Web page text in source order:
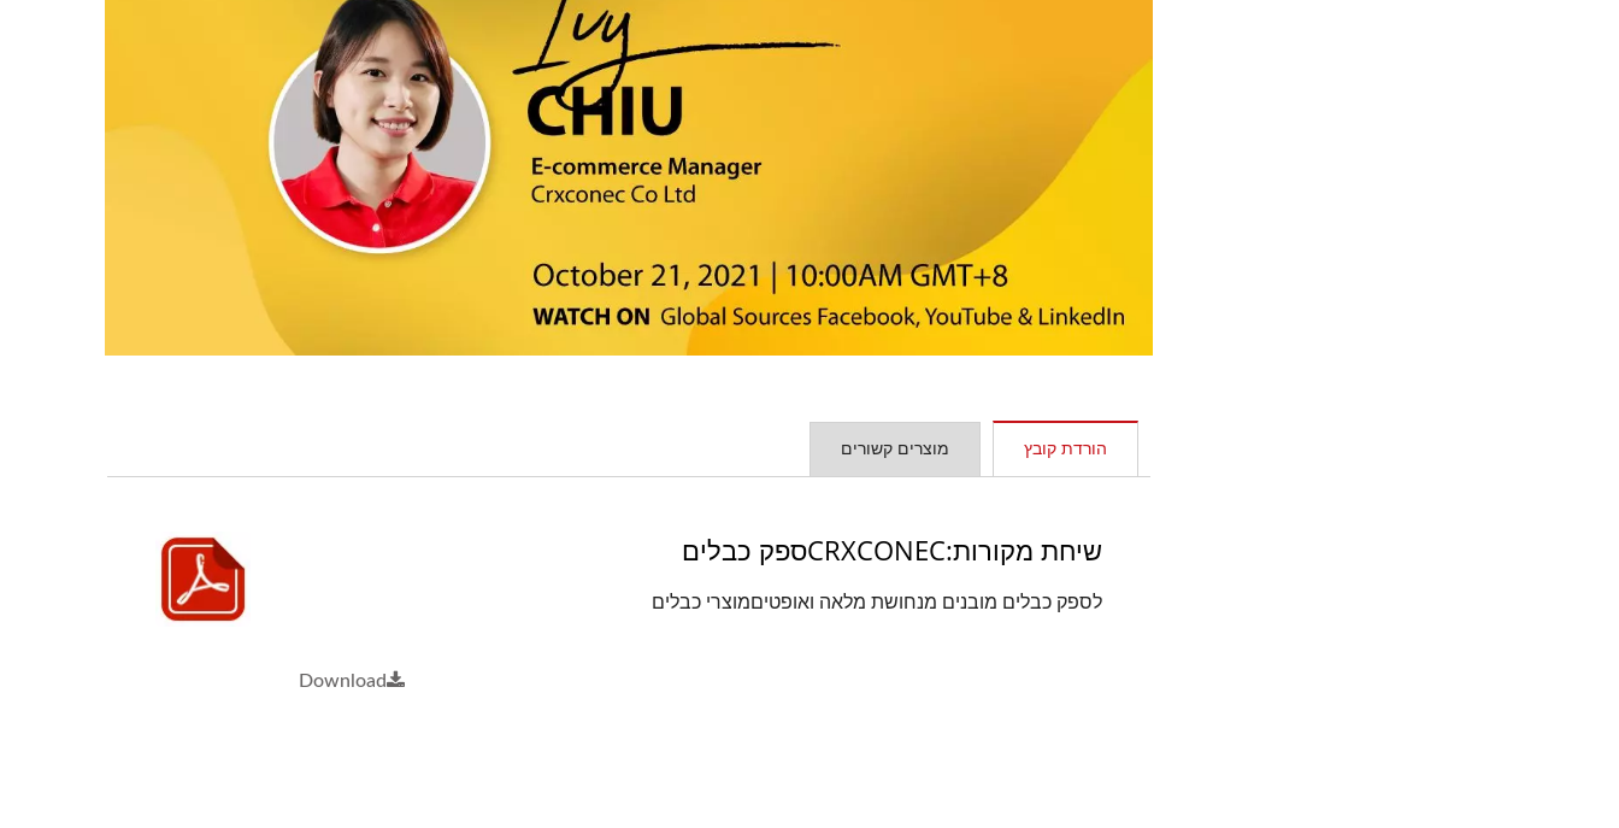
הורדת קובץ מוצרים קשורים
שיחת מקורות:CRXCONECספק כבלים
לספק כבלים מובנים מנחושת מלאה ואופטיםמוצרי כבלים
Download